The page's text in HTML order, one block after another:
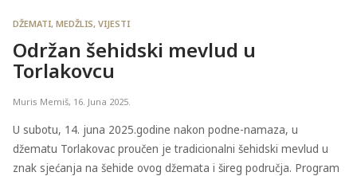
DŽEMATI, MEDŽLIS, VIJESTI
Održan šehidski mevlud u
Torlakovcu
Muris Memiš, 16. Juna 2025.
U subotu, 14. juna 2025.godine nakon podne-namaza, u
džematu Torlakovac proučen je tradicionalni šehidski mevlud u
znak sjećanja na šehide ovog džemata i šireg područja. Program